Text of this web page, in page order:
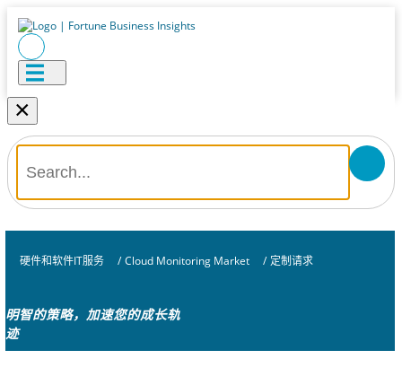
×
硬件和软件IT服务 / Cloud Monitoring Market / 定制请求
明智的策略，加速您的成长轨
迹